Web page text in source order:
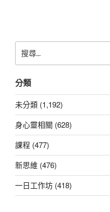
尋
鍵
字:
分類
未分類 (1,192)
身心靈相關 (628)
課程 (477)
新思維 (476)
一日工作坊 (418)